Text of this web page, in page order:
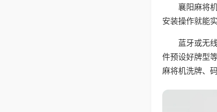
襄阳麻将
安装操作就能
蓝牙或无
件预设好牌型
麻将机洗牌、